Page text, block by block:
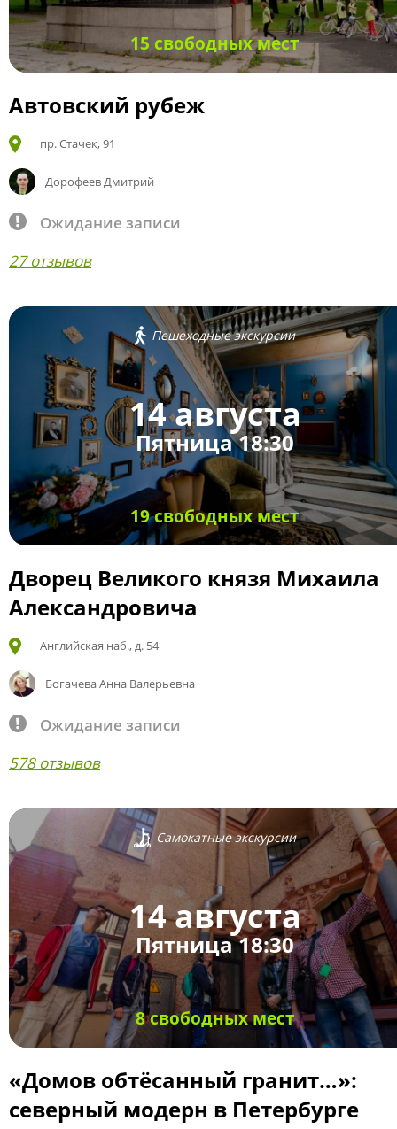
15 свободных мест
Автовский рубеж
пр. Стачек, 91
Дорофеев Дмитрий
Ожидание записи
27 отзывов
Пешеходные экскурсии
14 августа
Пятница 18:30
19 свободных мест
Дворец Великого князя Михаила
Александровича
Английская наб., д. 54
Богачева Анна Валерьевна
Ожидание записи
578 отзывов
Самокатные экскурсии
14 августа
Пятница 18:30
8 свободных мест
«Домов обтёсанный гранит…»:
северный модерн в Петербурге